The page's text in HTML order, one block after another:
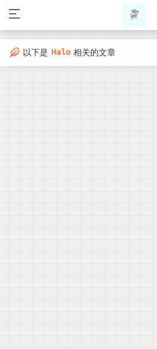
以下是 Halo 相关的文章